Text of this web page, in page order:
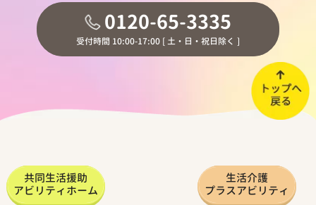
0120-65-3335
受付時間 10:00-17:00 [ 土・日・祝日除く ]
共同生活援助
アビリティホーム
生活介護
プラスアビリティ